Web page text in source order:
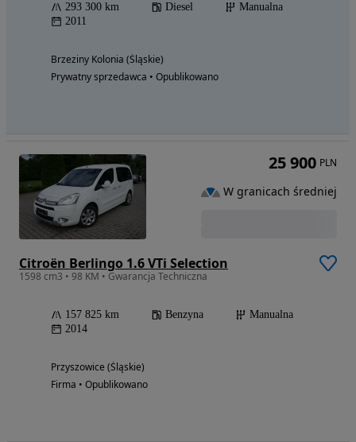
293 300 km Diesel
Manualna
2011
Brzeziny Kolonia (Śląskie)
Prywatny sprzedawca • Opublikowano
Citroën Berlingo 1.6 VTi Selection
1598 cm3 • 98 KM • Gwarancja Techniczna
157 825 km Benzyna
Manualna
2014
Przyszowice (Śląskie)
Firma • Opublikowano
25 900 PLN
W granicach średniej